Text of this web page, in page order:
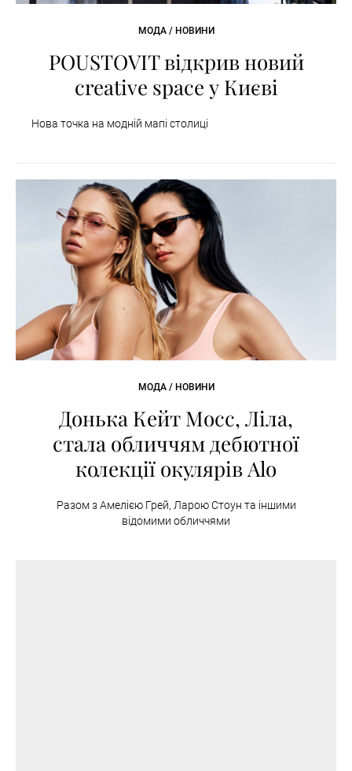
МОДА / НОВИНИ
POUSTOVIT відкрив новий
creative space у Києві
Нова точка на модній мапі столиці
МОДА / НОВИНИ
Донька Кейт Мосс, Ліла,
стала обличчям дебютної
колекції окулярів Alo
Разом з Амелією Грей, Ларою Стоун та іншими
відомими обличчями